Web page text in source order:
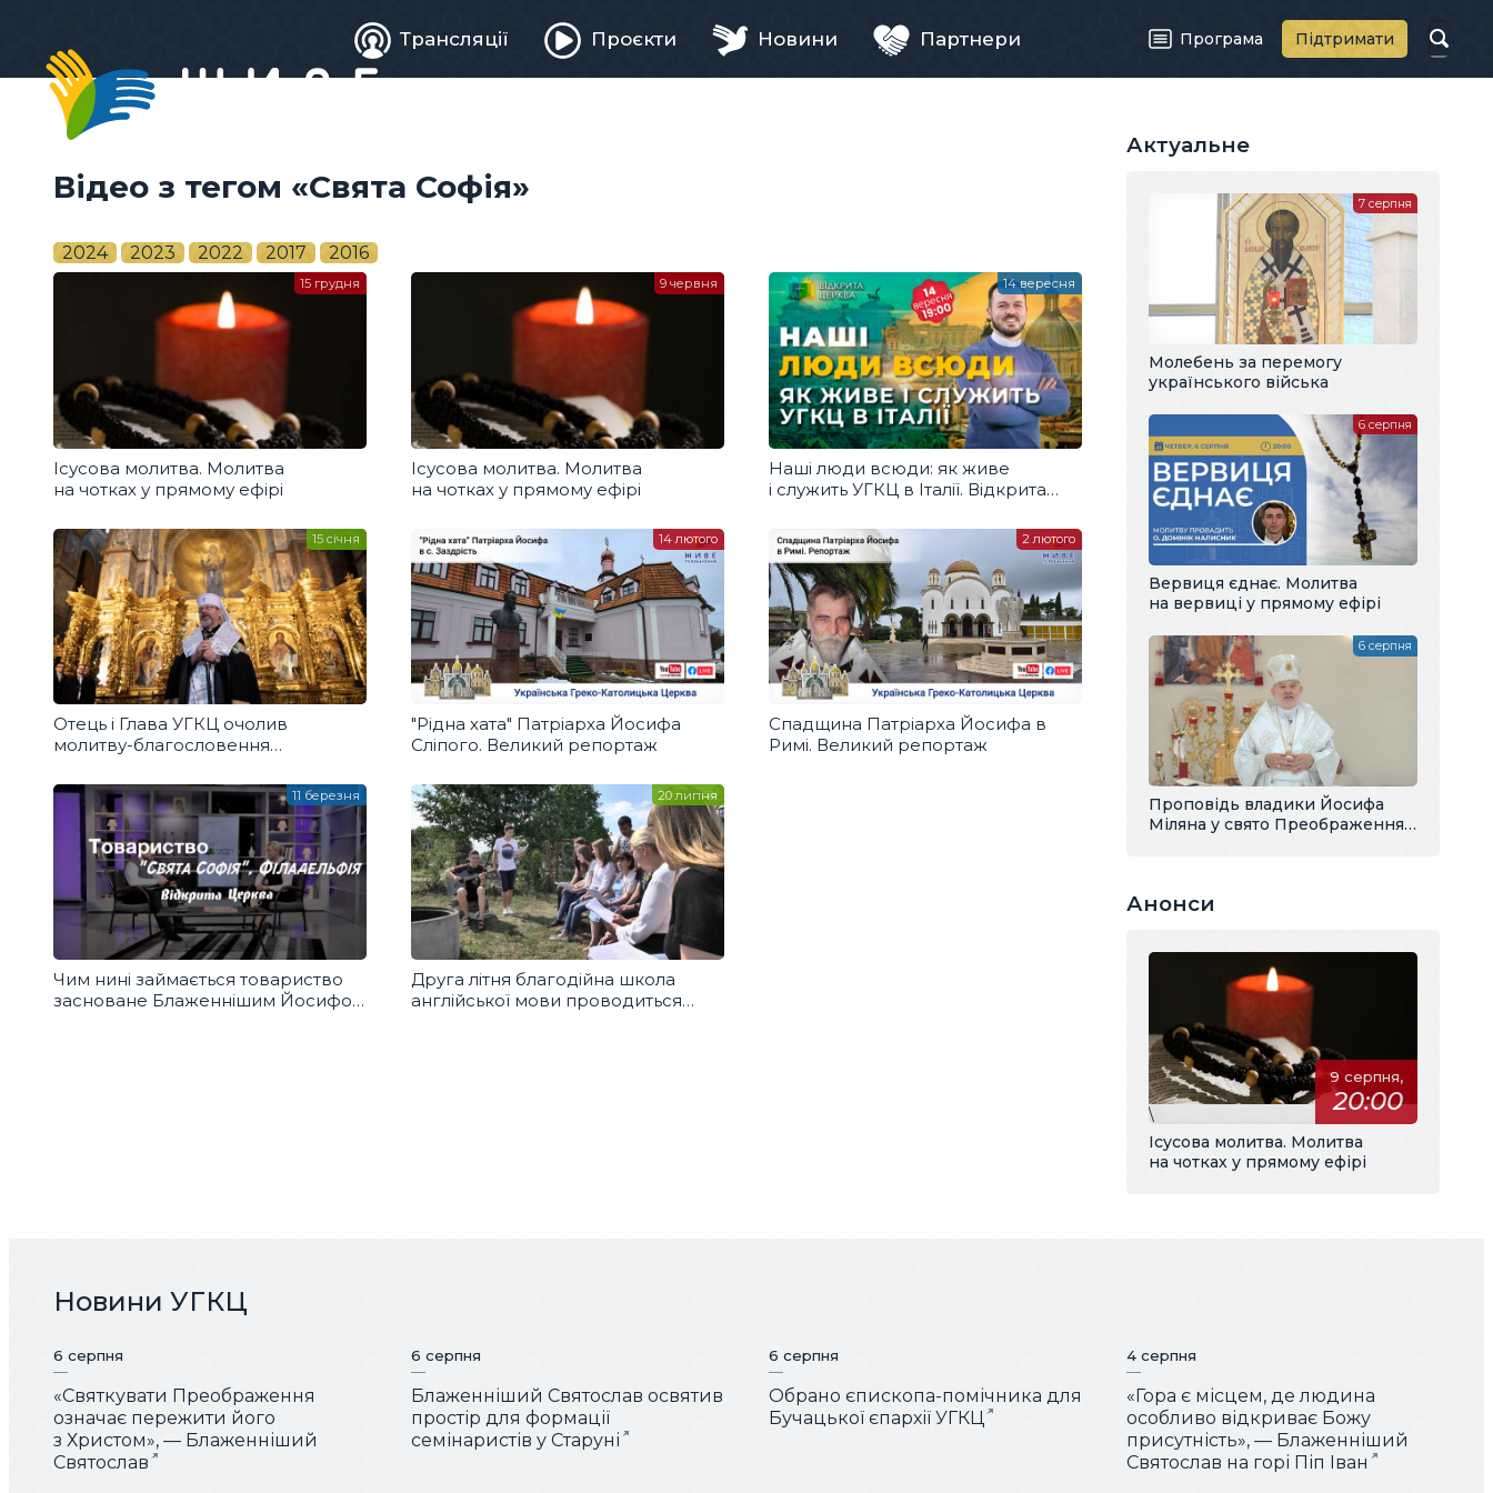
Живе
телебачення
Трансляції Проєкти Новини Партнери Програма Підтримати
Відео з тегом «Свята Софія»
2024 2023 2022 2017 2016
Ісусова молитва. Молитва
на чотках у прямому ефірі
15 грудня
Ісусова молитва. Молитва
на чотках у прямому ефірі
9 червня
Наші люди всюди: як живе
і служить УГКЦ в Італії. Відкрита
14 вересня
Отець і Глава УГКЦ очолив
молитву-благословення
центру «Unbroken»
15 січня
"Рідна хата" Патріарха Йосифа
Сліпого. Великий репортаж
14 лютого
Спадщина Патріарха Йосифа в
Римі. Великий репортаж
2 лютого
Чим нині займається товариство
засноване Блаженнішим Йосифом
11 березня
Друга літня благодійна школа
англійської мови проводиться
20 липня
Актуальне
Молебень за перемогу
українського війська
7 серпня
Вервиця єднає. Молитва
на вервиці у прямому ефірі
6 серпня
Проповідь владики Йосифа
Міляна у свято Преображення
6 серпня
Анонси
9 серпня,
20:00
\
Ісусова молитва. Молитва
на чотках у прямому ефірі
Новини УГКЦ
6 серпня
«Святкувати Преображення
означає пережити його
з Христом», — Блаженніший
Святослав
6 серпня
Блаженніший Святослав освятив
простір для формації
семінаристів у Старуні
6 серпня
Обрано єпископа-помічника для
Бучацької єпархії УГКЦ
4 серпня
«Гора є місцем, де людина
особливо відкриває Божу
присутність», — Блаженніший
Святослав на горі Піп Іван